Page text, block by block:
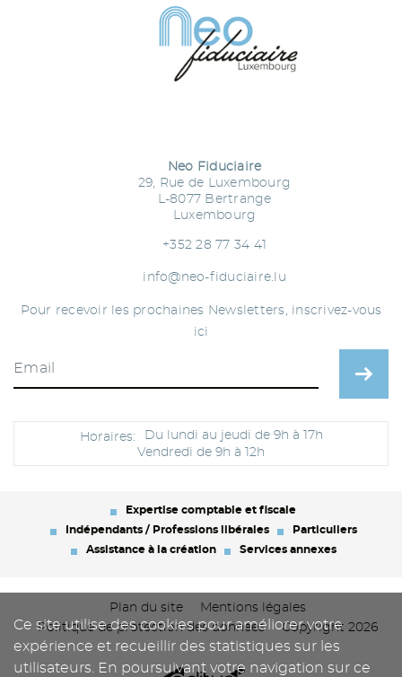
Neo Fiduciaire
29, Rue de Luxembourg
L-8077 Bertrange
Luxembourg
+352 28 77 34 41
info@neo-fiduciaire.lu
Pour recevoir les prochaines Newsletters, inscrivez-vous
ici
Horaires:
Du lundi au jeudi de 9h à 17h
Vendredi de 9h à 12h
Expertise comptable et fiscale
Indépendants / Professions libérales
Particuliers
Assistance à la création
Services annexes
Plan du site
Mentions légales
Politique de protection des données
Copyright 2026
Ce site utilise des cookies pour améliorer votre
expérience et recueillir des statistiques sur les
utilisateurs. En poursuivant votre navigation sur ce